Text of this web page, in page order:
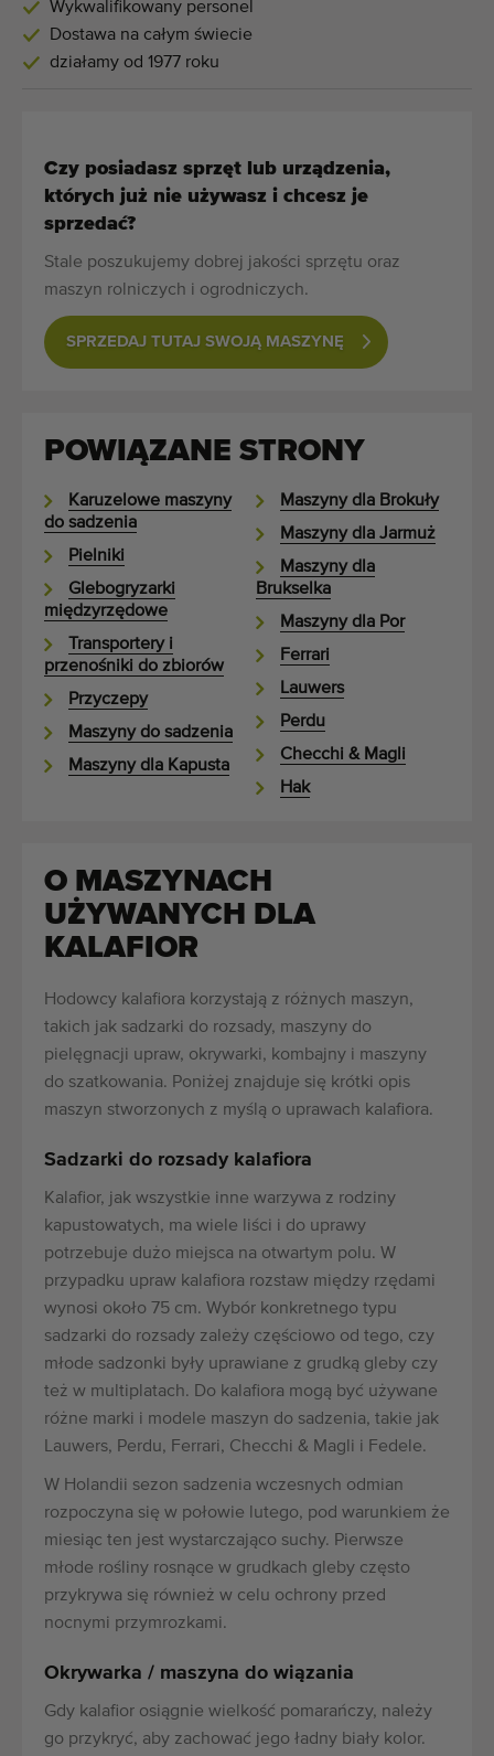
Wykwalifikowany personel
Dostawa na całym świecie
działamy od 1977 roku
Czy posiadasz sprzęt lub urządzenia,
których już nie używasz i chcesz je
sprzedać?
Stale poszukujemy dobrej jakości sprzętu oraz
maszyn rolniczych i ogrodniczych.
SPRZEDAJ TUTAJ SWOJĄ MASZYNĘ
POWIĄZANE STRONY
Karuzelowe maszyny
do sadzenia
Pielniki
Glebogryzarki
międzyrzędowe
Transportery i
przenośniki do zbiorów
Przyczepy
Maszyny do sadzenia
Maszyny dla Kapusta
Maszyny dla Brokuły
Maszyny dla Jarmuż
Maszyny dla
Brukselka
Maszyny dla Por
Ferrari
Lauwers
Perdu
Checchi & Magli
Hak
O MASZYNACH
UŻYWANYCH DLA
KALAFIOR
Hodowcy kalafiora korzystają z różnych maszyn,
takich jak sadzarki do rozsady, maszyny do
pielęgnacji upraw, okrywarki, kombajny i maszyny
do szatkowania. Poniżej znajduje się krótki opis
maszyn stworzonych z myślą o uprawach kalafiora.
Sadzarki do rozsady kalafiora
Kalafior, jak wszystkie inne warzywa z rodziny
kapustowatych, ma wiele liści i do uprawy
potrzebuje dużo miejsca na otwartym polu. W
przypadku upraw kalafiora rozstaw między rzędami
wynosi około 75 cm. Wybór konkretnego typu
sadzarki do rozsady zależy częściowo od tego, czy
młode sadzonki były uprawiane z grudką gleby czy
też w multiplatach. Do kalafiora mogą być używane
różne marki i modele maszyn do sadzenia, takie jak
Lauwers, Perdu, Ferrari, Checchi & Magli i Fedele.
W Holandii sezon sadzenia wczesnych odmian
rozpoczyna się w połowie lutego, pod warunkiem że
miesiąc ten jest wystarczająco suchy. Pierwsze
młode rośliny rosnące w grudkach gleby często
przykrywa się również w celu ochrony przed
nocnymi przymrozkami.
Okrywarka / maszyna do wiązania
Gdy kalafior osiągnie wielkość pomarańczy, należy
go przykryć, aby zachować jego ładny biały kolor.